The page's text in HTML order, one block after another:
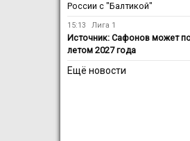
России с "Балтикой"
15:13 Лига 1
Источник: Сафонов может
летом 2027 года
Ещё новости